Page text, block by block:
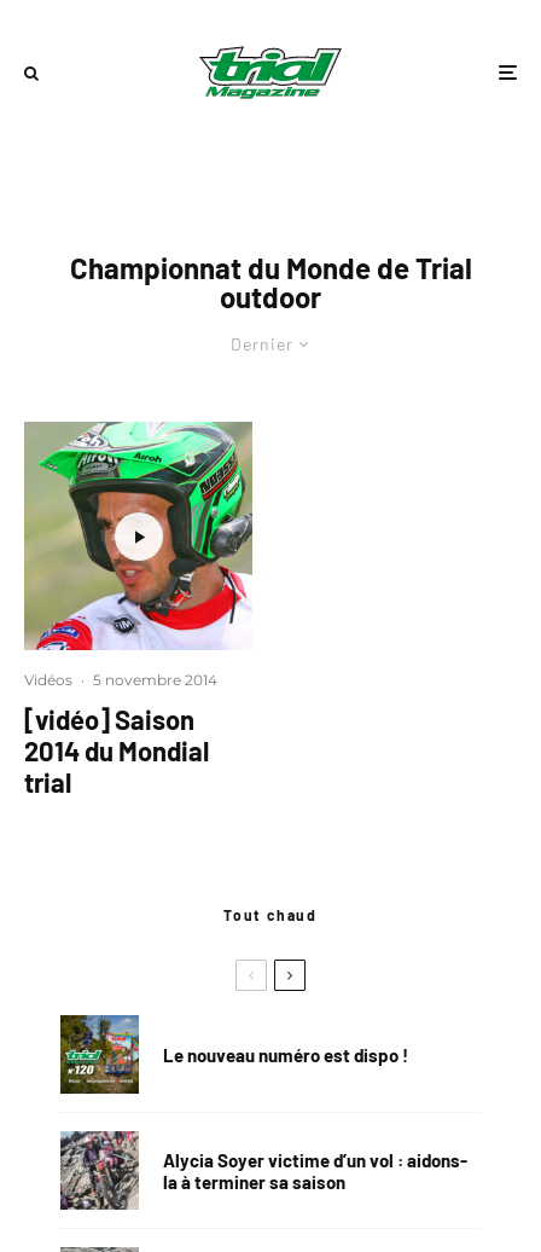
Championnat du Monde de Trial
outdoor
Dernier
Vidéos · 5 novembre 2014
[vidéo] Saison
2014 du Mondial
trial
Tout chaud
Le nouveau numéro est dispo !
Alycia Soyer victime d’un vol : aidons-
la à terminer sa saison